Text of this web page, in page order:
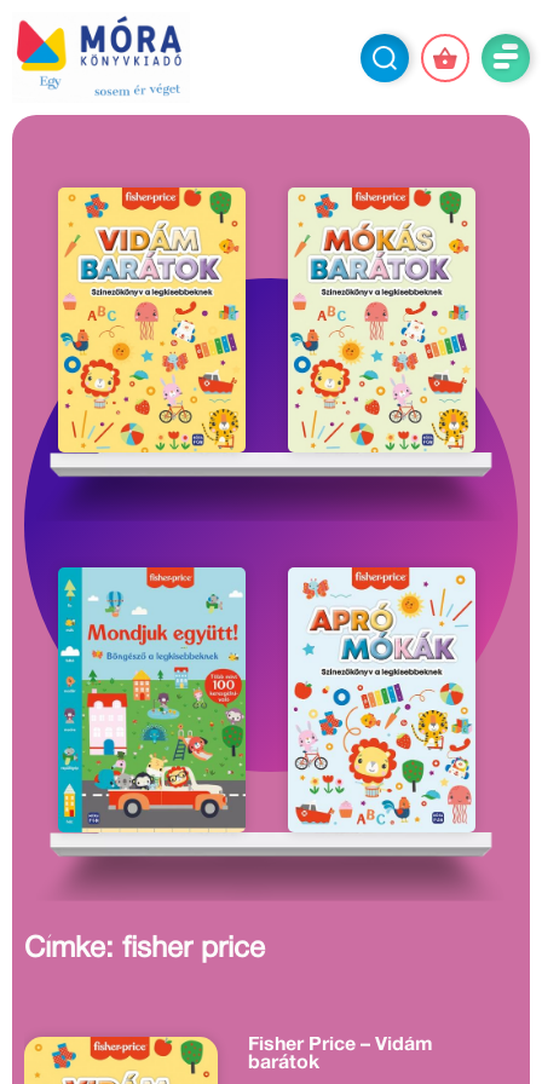
Címke: fisher price
Fisher Price – Vidám
barátok